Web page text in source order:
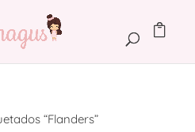
“Flanders”